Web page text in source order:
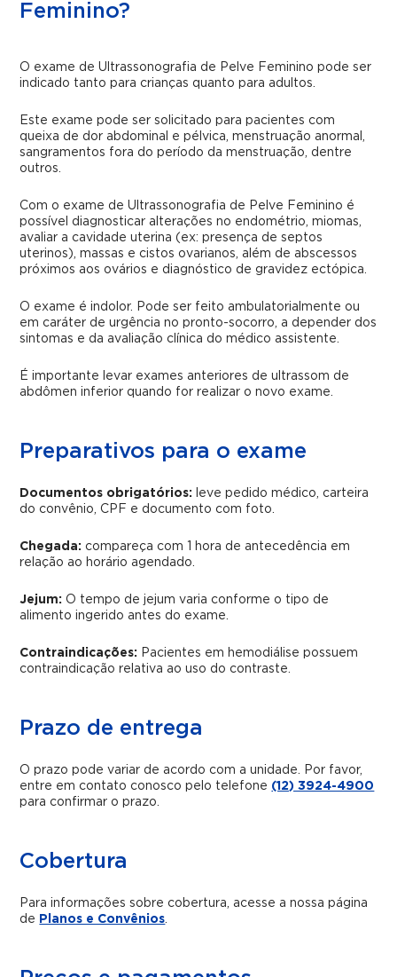
Feminino?
O exame de Ultrassonografia de Pelve Feminino pode ser
indicado tanto para crianças quanto para adultos.
Este exame pode ser solicitado para pacientes com
queixa de dor abdominal e pélvica, menstruação anormal,
sangramentos fora do período da menstruação, dentre
outros.
Com o exame de Ultrassonografia de Pelve Feminino é
possível diagnosticar alterações no endométrio, miomas,
avaliar a cavidade uterina (ex: presença de septos
uterinos), massas e cistos ovarianos, além de abscessos
próximos aos ovários e diagnóstico de gravidez ectópica.
O exame é indolor. Pode ser feito ambulatorialmente ou
em caráter de urgência no pronto-socorro, a depender dos
sintomas e da avaliação clínica do médico assistente.
É importante levar exames anteriores de ultrassom de
abdômen inferior quando for realizar o novo exame.
Preparativos para o exame
Documentos obrigatórios:
leve pedido médico, carteira
do convênio, CPF e documento com foto.
Chegada: compareça com 1 hora de antecedência em
relação ao horário agendado.
Jejum: O tempo de jejum varia conforme o tipo de
alimento ingerido antes do exame.
Contraindicações: Pacientes em hemodiálise possuem
contraindicação relativa ao uso do contraste.
Prazo de entrega
O prazo pode variar de acordo com a unidade. Por favor,
entre em contato conosco pelo telefone (12) 3924-4900
para confirmar o prazo.
Cobertura
Para informações sobre cobertura, acesse a nossa página
de Planos e Convênios.